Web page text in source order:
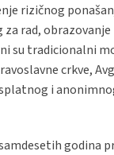
rizičnog
rad,
su tradicionalni
crkve,
i
godina